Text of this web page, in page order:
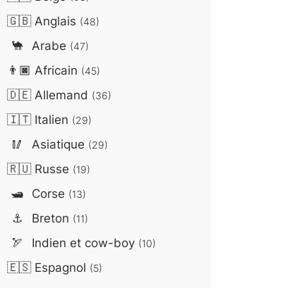
🇬🇧Anglais (48)
🐪 Arabe (47)
👨🏿 Africain (45)
🇩🇪Allemand (36)
🇮🇹Italien (29)
🥢 Asiatique (29)
🇷🇺Russe (19)
🛥️ Corse (13)
⚓ Breton (11)
🏹 Indien et cow-boy (10)
🇪🇸Espagnol (5)